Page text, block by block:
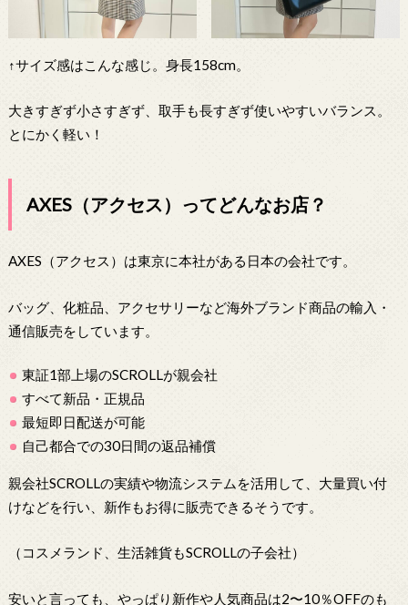
↑サイズ感はこんな感じ。身長158cm。
大きすぎず小さすぎず、取手も長すぎず使いやすいバランス。
とにかく軽い！
AXES（アクセス）ってどんなお店？
AXES（アクセス）は東京に本社がある日本の会社です。
バッグ、化粧品、アクセサリーなど海外ブランド商品の輸入・
通信販売をしています。
東証1部上場のSCROLLが親会社
すべて新品・正規品
最短即日配送が可能
自己都合での30日間の返品補償
親会社SCROLLの実績や物流システムを活用して、大量買い付
けなどを行い、新作もお得に販売できるそうです。
（コスメランド、生活雑貨もSCROLLの子会社）
安いと言っても、やっぱり新作や人気商品は2〜10％OFFのも